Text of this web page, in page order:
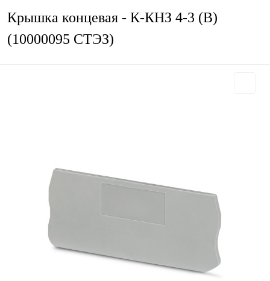
Крышка концевая - К-КНЗ 4-3 (В)
(10000095 СТЭЗ)